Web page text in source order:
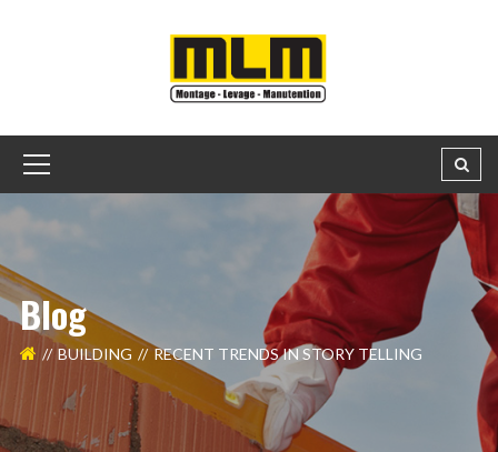
Blog
BUILDING RECENT TRENDS IN STORY TELLING